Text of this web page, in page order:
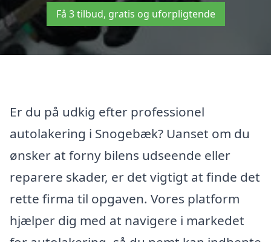
Få 3 tilbud, gratis og uforpligtende
Er du på udkig efter professionel
autolakering i Snogebæk? Uanset om du
ønsker at forny bilens udseende eller
reparere skader, er det vigtigt at finde det
rette firma til opgaven. Vores platform
hjælper dig med at navigere i markedet